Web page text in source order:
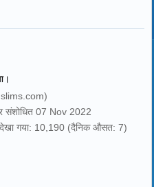
संशोधित 07 Nov 2022
देखा गया: 10,190 (दैनिक औसत: 7)